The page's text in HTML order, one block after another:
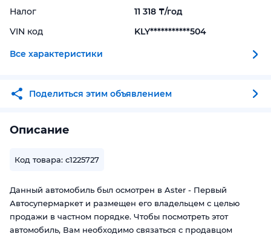
Налог
11 318 ₸/год
VIN код
KLY***********504
Все характеристики
Поделиться этим объявлением
Описание
Код товара: c1225727
Данный автомобиль был осмотрен в Aster - Первый
Автосупермаркет и размещен его владельцем с целью
продажи в частном порядке. Чтобы посмотреть этот
автомобиль, Вам необходимо связаться с продавцом